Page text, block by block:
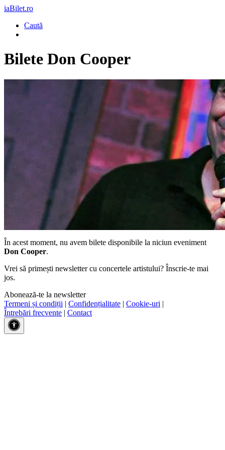
iaBilet.ro
Caută
Bilete Don Cooper
În acest moment, nu avem bilete disponibile la niciun eveniment
Don Cooper.
Vrei să primești newsletter cu concertele artistului? Înscrie-te mai
jos.
Abonează-te la newsletter
Termeni și condiții | Confidențialitate | Cookie-uri |
Întrebări frecvente | Contact